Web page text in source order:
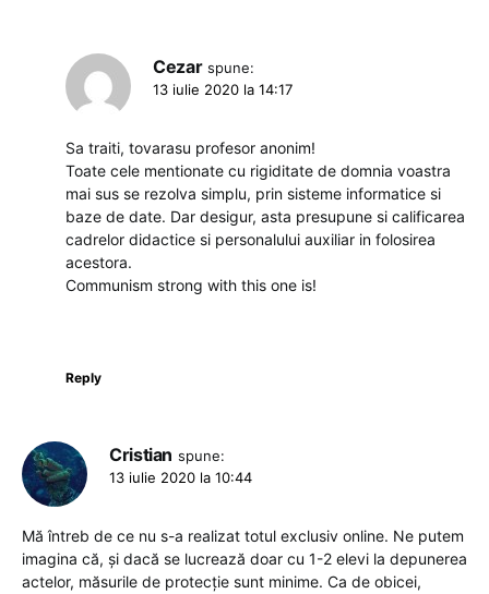
Cezar spune:
13 iulie 2020 la 14:17
Sa traiti, tovarasu profesor anonim!
Toate cele mentionate cu rigiditate de domnia voastra
mai sus se rezolva simplu, prin sisteme informatice si
baze de date. Dar desigur, asta presupune si calificarea
cadrelor didactice si personalului auxiliar in folosirea
acestora.
Communism strong with this one is!
Reply
Cristian spune:
13 iulie 2020 la 10:44
Mă întreb de ce nu s-a realizat totul exclusiv online. Ne putem
imagina că, și dacă se lucrează doar cu 1-2 elevi la depunerea
actelor, măsurile de protecție sunt minime. Ca de obicei,